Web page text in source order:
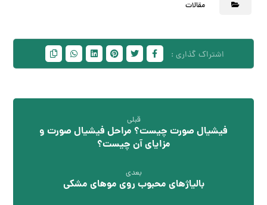
مقالات
قبلی
فیشیال صورت چیست؟ مراحل فیشیال صورت و
مزایای آن چیست؟
بعدی
بالیاژهای محبوب روی موهای مشکی